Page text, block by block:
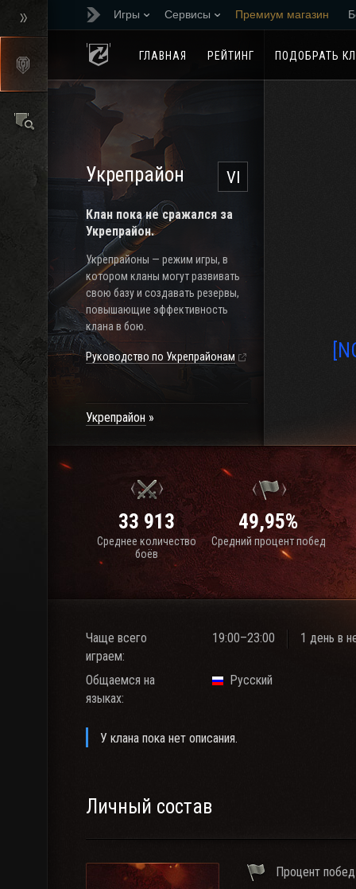
Игры Сервисы Премиум магазин
ГЛАВНАЯ
РЕЙТИНГ ПОДОБРАТЬ
VI
Укрепрайон
Клан пока не сражался за
Укрепрайон.
Укрепрайоны — режим игры, в
котором кланы могут развивать
свою базу и создавать резервы,
повышающие эффективность
клана в бою.
Руководство по Укрепрайонам
Укрепрайон
33 913
Среднее количество
боёв
49,95%
Средний процент побед
Чаще всего
играем:
19:00–23:00 1 день в
Общаемся на
языках:
Русский
У клана пока нет описания.
Личный состав
Процент побед